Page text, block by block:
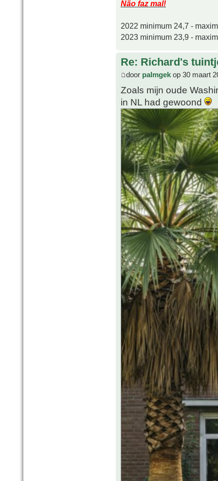
Não faz mal!
2022 minimum 24,7 -
2023 minimum 23,9 -
Re: Richard's
door palmgek op 30 maart
Zoals mijn oude
in NL had gewoond